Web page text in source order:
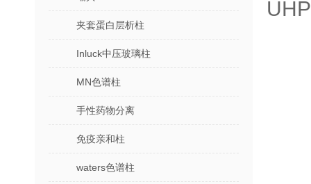
夹套蛋白层析柱
Inluck中压玻璃柱
MN色谱柱
手性药物分离
免疫亲和柱
waters色谱柱